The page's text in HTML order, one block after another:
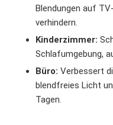
Blendungen auf
verhindern.
Kinderzimmer:
Schlafumgebung,
Büro: Verbessert
blendfreies Licht
Tagen.